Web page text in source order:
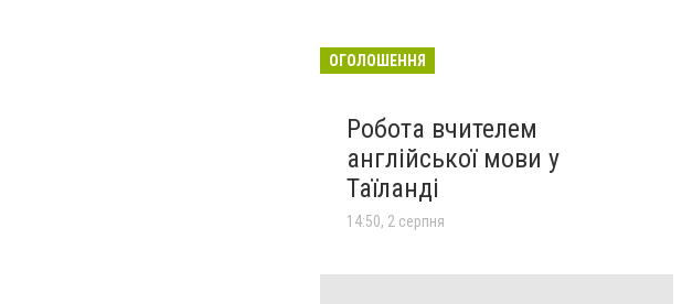
ОГОЛОШЕННЯ
Робота вчителем
англійської мови у
Таїланді
14:50, 2 серпня